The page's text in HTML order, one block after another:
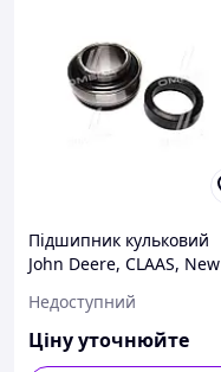
Підшипник кульковий
John Deere, CLAAS, New
66 UA51
Недоступний
Ціну уточнюйте